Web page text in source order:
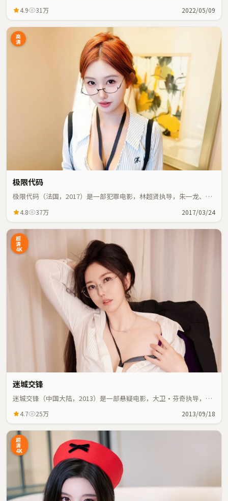
4.9 31万 2022/05/09
高
清
极限代码
极限代码（法国，2017）是一部犯罪电影，林超贤执导，朱一龙、赵
4.8 37万 2017/03/24
超
清
4K
迷城交锋
迷城交锋（中国大陆，2013）是一部悬疑电影，大卫·芬奇执导，汤
4.7 25万 2013/09/18
超
清
4K